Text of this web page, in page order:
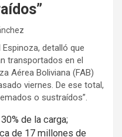
detalló que
transportados en el
Aérea Boliviana (FAB)
viernes. De ese total,
o sustraídos”.
de la carga;
de 17 millones de